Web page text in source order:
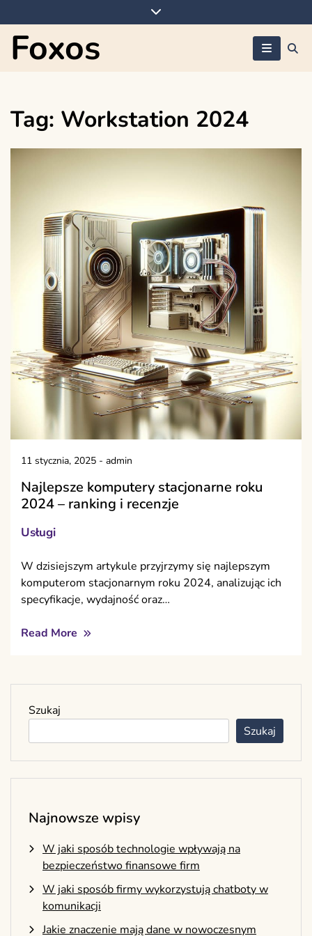
to
content
Foxos
Tag: Workstation 2024
11 stycznia, 2025 - admin
Najlepsze komputery stacjonarne roku
2024 – ranking i recenzje
Usługi
W dzisiejszym artykule przyjrzymy się najlepszym
komputerom stacjonarnym roku 2024, analizując ich
specyfikacje, wydajność oraz…
Read More
Szukaj
Szukaj
Najnowsze wpisy
W jaki sposób technologie wpływają na
bezpieczeństwo finansowe firm
W jaki sposób firmy wykorzystują chatboty w
komunikacji
Jakie znaczenie mają dane w nowoczesnym